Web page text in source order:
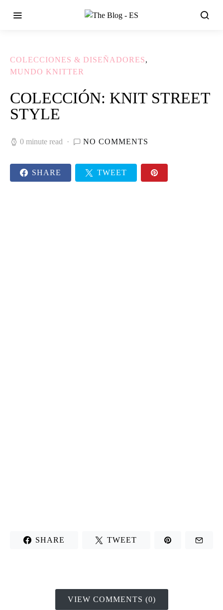
COLECCIONES & DISEÑADORES
MUNDO KNITTER
COLECCIÓN: KNIT STREET
STYLE
0 minute read NO COMMENTS
SHARE TWEET
SHARE TWEET
VIEW COMMENTS (0)